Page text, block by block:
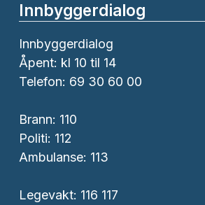
Innbyggerdialog
Innbyggerdialog
Åpent: kl 10 til 14
Telefon: 69 30 60 00
Brann: 110
Politi: 112
Ambulanse: 113
Legevakt: 116 117